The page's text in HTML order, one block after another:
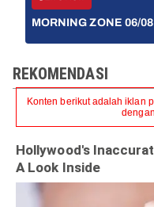
MORNING ZONE 06/08